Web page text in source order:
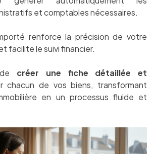
et comptables nécessaires.
renforce la précision de votre
facilite le suivi financier.
créer une fiche détaillée et
chacun de vos biens, transformant
en un processus fluide et